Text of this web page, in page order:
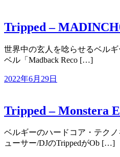
Tripped –
世界中の玄人を唸らせるベル
ベル「Madback Reco […]
2022年6月29日
Tripped – Monstera
ベルギーのハードコア・テク
ューサー/DJのTrippedがOb […]